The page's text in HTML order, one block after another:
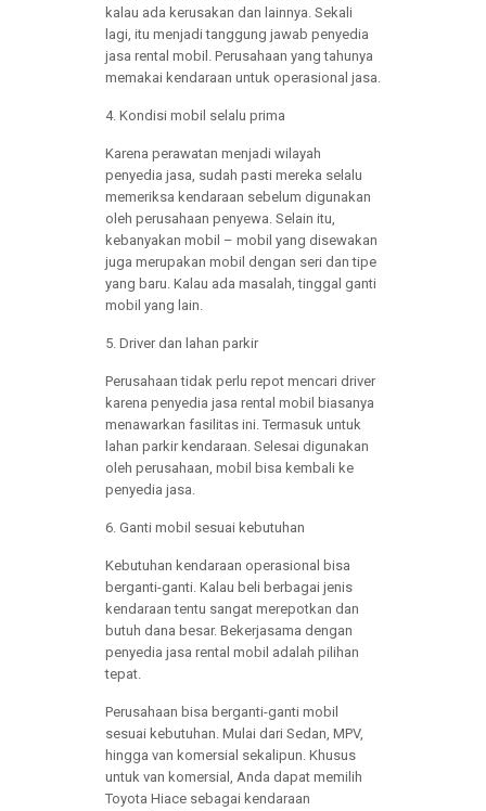
kalau ada kerusakan dan lainnya. Sekali
lagi, itu menjadi tanggung jawab penyedia
jasa rental mobil. Perusahaan yang tahunya
memakai kendaraan untuk operasional jasa.
4. Kondisi mobil selalu prima
Karena perawatan menjadi wilayah
penyedia jasa, sudah pasti mereka selalu
memeriksa kendaraan sebelum digunakan
oleh perusahaan penyewa. Selain itu,
kebanyakan mobil – mobil yang disewakan
juga merupakan mobil dengan seri dan tipe
yang baru. Kalau ada masalah, tinggal ganti
mobil yang lain.
5. Driver dan lahan parkir
Perusahaan tidak perlu repot mencari driver
karena penyedia jasa rental mobil biasanya
menawarkan fasilitas ini. Termasuk untuk
lahan parkir kendaraan. Selesai digunakan
oleh perusahaan, mobil bisa kembali ke
penyedia jasa.
6. Ganti mobil sesuai kebutuhan
Kebutuhan kendaraan operasional bisa
berganti-ganti. Kalau beli berbagai jenis
kendaraan tentu sangat merepotkan dan
butuh dana besar. Bekerjasama dengan
penyedia jasa rental mobil adalah pilihan
tepat.
Perusahaan bisa berganti-ganti mobil
sesuai kebutuhan. Mulai dari Sedan, MPV,
hingga van komersial sekalipun. Khusus
untuk van komersial, Anda dapat memilih
Toyota Hiace sebagai kendaraan